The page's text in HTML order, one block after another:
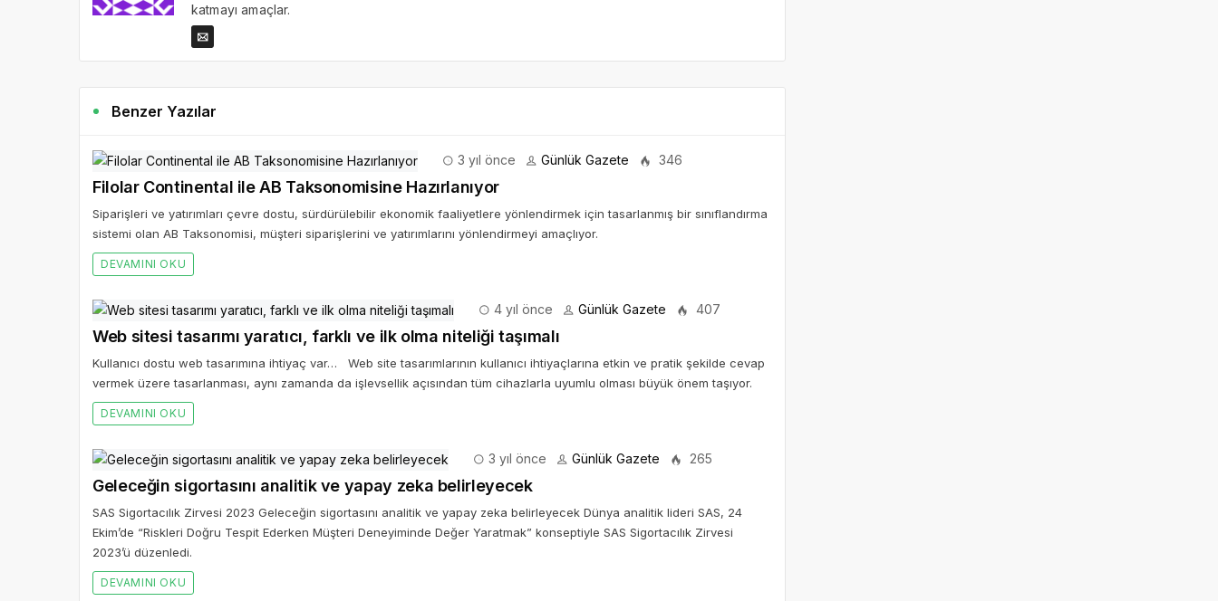
katmayı amaçlar.
Benzer Yazılar
3 yıl önce Günlük Gazete 346
Filolar Continental ile AB Taksonomisine Hazırlanıyor
Siparişleri ve yatırımları çevre dostu, sürdürülebilir ekonomik faaliyetlere yönlendirmek için tasarlanmış bir sınıflandırma
sistemi olan AB Taksonomisi, müşteri siparişlerini ve yatırımlarını yönlendirmeyi amaçlıyor.
DEVAMINI OKU
4 yıl önce Günlük Gazete 407
Web sitesi tasarımı yaratıcı, farklı ve ilk olma niteliği taşımalı
Kullanıcı dostu web tasarımına ihtiyaç var… Web site tasarımlarının kullanıcı ihtiyaçlarına etkin ve pratik şekilde cevap
vermek üzere tasarlanması, aynı zamanda da işlevsellik açısından tüm cihazlarla uyumlu olması büyük önem taşıyor.
DEVAMINI OKU
3 yıl önce Günlük Gazete 265
Geleceğin sigortasını analitik ve yapay zeka belirleyecek
SAS Sigortacılık Zirvesi 2023 Geleceğin sigortasını analitik ve yapay zeka belirleyecek Dünya analitik lideri SAS, 24
Ekim’de “Riskleri Doğru Tespit Ederken Müşteri Deneyiminde Değer Yaratmak” konseptiyle SAS Sigortacılık Zirvesi
2023’ü düzenledi.
DEVAMINI OKU